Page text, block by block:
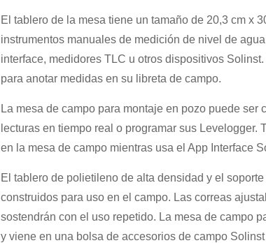
El tablero de la mesa tiene un tamaño de 20,3 cm x
instrumentos manuales de medición de nivel de
interface, medidores TLC u otros dispositivos
para anotar medidas en su libreta de campo.
La mesa de campo para montaje en pozo puede
lecturas en tiempo real o programar sus
en la mesa de campo mientras usa el App Interface
El tablero de polietileno de alta densidad y el
construidos para uso en el campo. Las correas
sostendrán con el uso repetido. La mesa de campo
y viene en una bolsa de accesorios de campo